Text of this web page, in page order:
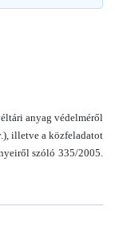
anyag védelméről
illetve a közfeladatot
szóló 335/2005.